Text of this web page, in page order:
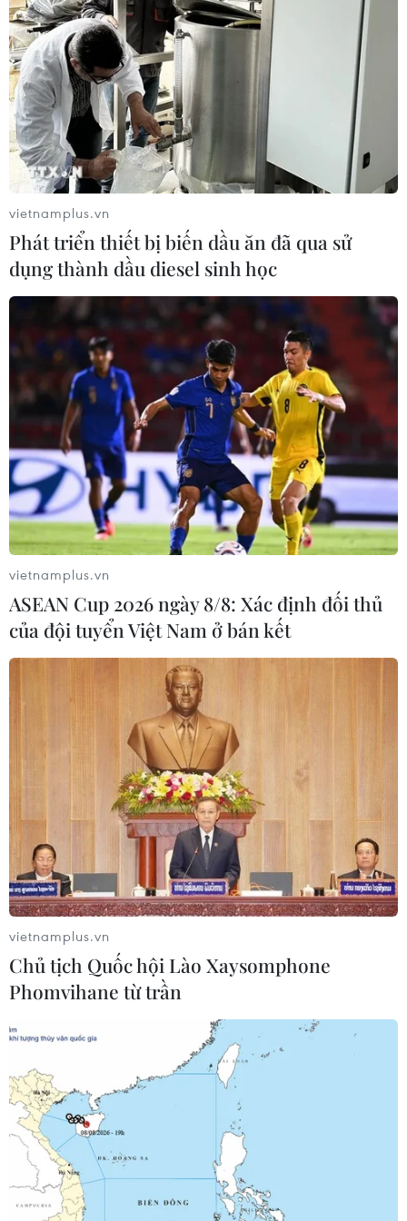
Quân ly khai phủ nhận tấn công sở chỉ huy
quân sự Ukraine
10/02/2015 14:40
Quân ly khai ở miền Đông Ukraine đã phủ nhận tin nói
rằng trước đó cùng ngày, lực lượng này đã tấn công
rocket vào thị trấn Kramatorsk.
Trước thềm cuộc gặp Minsk: Đã có gần
100 lính Ukraine thương vong
11/02/2015 09:00
Người phát ngôn quân đội Ukraine Vladyslav Seleznyov
cho biết ít nhất 19 binh sỹ nước này đã thiệt mạng và 78
người bị thương trong các vụ tấn công của lực lượng ly
khai gần thị trấn Debaltseve.
Tình hình chiến sự tại miền Đông Ukraine
tiếp tục leo thang
vietnamplus.vn
Phát triển thiết bị biến dầu ăn đã qua sử
dụng thành dầu diesel sinh học
vietnamplus.vn
ASEAN Cup 2026 ngày 8/8: Xác định đối thủ
của đội tuyển Việt Nam ở bán kết
vietnamplus.vn
Chủ tịch Quốc hội Lào Xaysomphone
Phomvihane từ trần